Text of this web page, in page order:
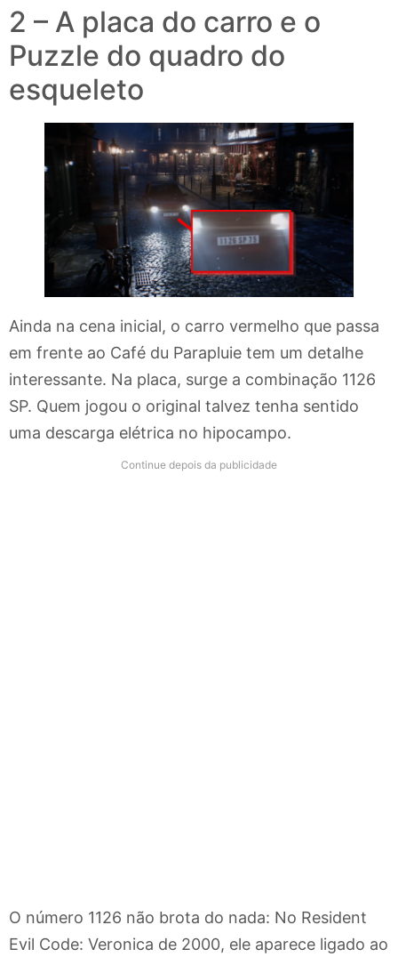
2 – A placa do carro e o
Puzzle do quadro do
esqueleto
Ainda na cena inicial, o carro vermelho que passa
em frente ao Café du Parapluie tem um detalhe
interessante. Na placa, surge a combinação 1126
SP. Quem jogou o original talvez tenha sentido
uma descarga elétrica no hipocampo.
Continue depois da publicidade
O número 1126 não brota do nada: No Resident
Evil Code: Veronica de 2000, ele aparece ligado ao